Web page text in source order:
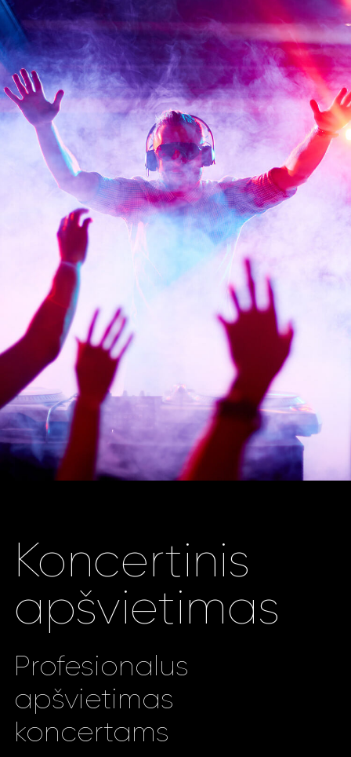
Koncertinis
apšvietimas
Profesionalus
apšvietimas
koncertams